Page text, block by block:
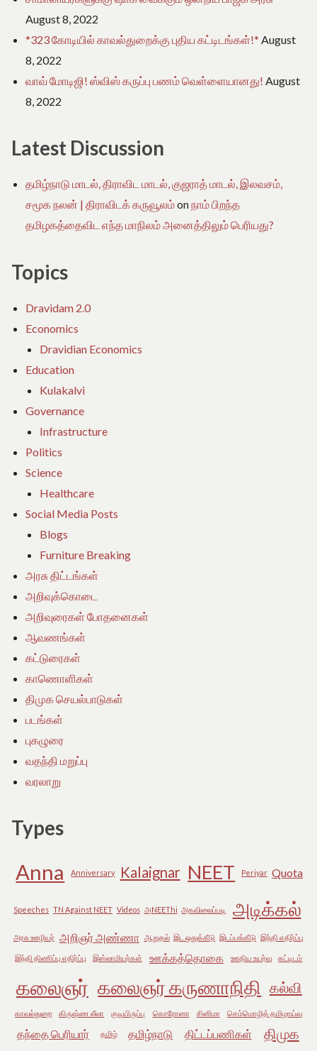
August 8, 2022
*323 கோடியில் காவல்துறைக்கு புதிய கட்டிடங்கள்!* August
8, 2022
வாவ் மோடிஜி! ஸ்விஸ் கருப்பு பணம் வெள்ளையானது! August
8, 2022
Latest Discussion
தமிழ்நாடு மாடல், திராவிட மாடல், குஜராத் மாடல், இலவசம்,
சமூக நலன் | திராவிடக் கருவூலம்onநாம் பிறந்த
தமிழகத்தைவிட எந்த மாநிலம் அனைத்திலும் பெரியது?
Topics
Dravidam 2.0
Economics
Dravidian Economics
Education
Kulakalvi
Governance
Infrastructure
Politics
Science
Healthcare
Social Media Posts
Blogs
Furniture Breaking
அரசு திட்டங்கள்
அறிவுக்கொடை
அறிவுரைகள் போதனைகள்
ஆவணங்கள்
கட்டுரைகள்
காணொளிகள்
திமுக செயல்பாடுகள்
படங்கள்
புகழுரை
வதந்தி மறுப்பு
வரலாறு
Types
Anna Anniversary Kalaignar NEET Periyar Quota
Speeches TN Against NEET Videos அNEEThi அகவிலைப்படி அடிக்கல்
அரசு ஊழியர் அறிஞர் அண்ணா ஆறுதல் இட ஒதுக்கீடு இடப்பங்கீடு இந்தி எதிர்ப்பு
இந்தி திணிப்பு எதிர்ப்பு இஸ்லாமியர்கள் ஊக்கத்தொகை ஊதிய உயர்வு கட்டிடம்
கலைஞர் கலைஞர் கருணாநிதி கல்வி
காவல்துறை கிருஷ்ண லீலா குடியிருப்பு கொரோனா சினிமா செம்மொழித் தமிழாய்வு
தந்தை பெரியார் தமிழ் தமிழ்நாடு திட்டப்பணிகள்
திமுக